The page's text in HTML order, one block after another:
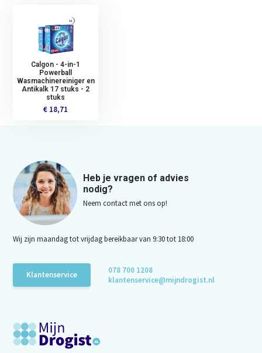
Calgon - 4-in-1
Powerball
Wasmachinereiniger en
Antikalk 17 stuks - 2
stuks
€ 18,71
Heb je vragen of advies
nodig?
Neem contact met ons op!
Wij zijn maandag tot vrijdag bereikbaar van 9:30 tot 18:00
Klantenservice
078 700 1208
klantenservice@mijndrogist.nl